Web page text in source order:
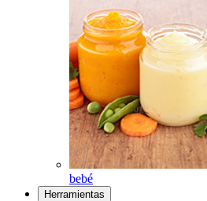
bebé
Herramientas